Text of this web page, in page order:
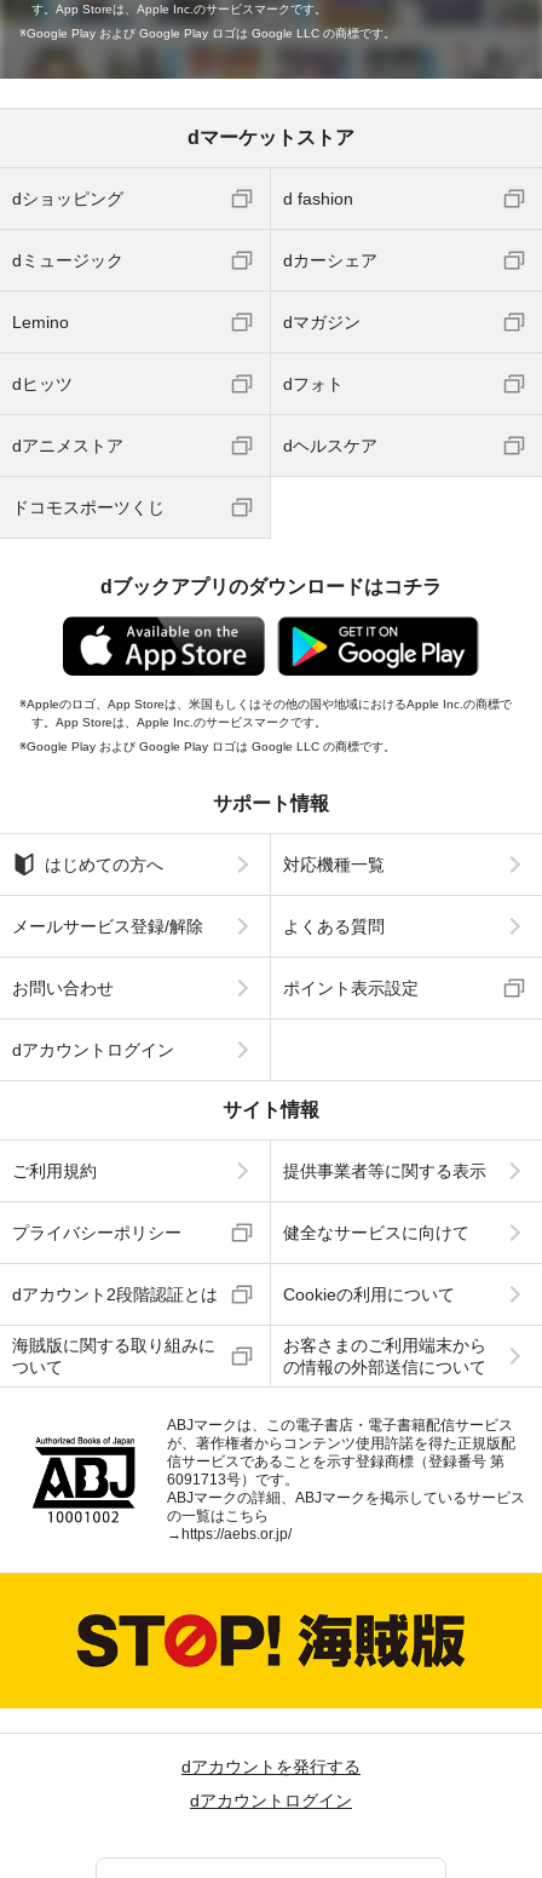
す。App Storeは、Apple Inc.のサービスマークです。
Google Play および Google Play ロゴは Google LLC の商標です。
dマーケットストア
dショッピング d fashion
dミュージック dカーシェア
Lemino dマガジン
dヒッツ dフォト
dアニメストア dヘルスケア
ドコモスポーツくじ
dブックアプリのダウンロードはコチラ
Appleのロゴ、App Storeは、米国もしくはその他の国や地域におけるApple Inc.の商標で
す。App Storeは、Apple Inc.のサービスマークです。
Google Play および Google Play ロゴは Google LLC の商標です。
サポート情報
はじめての方へ 対応機種一覧
メールサービス登録/解除 よくある質問
お問い合わせ ポイント表示設定
dアカウントログイン
サイト情報
ご利用規約 提供事業者等に関する表示
プライバシーポリシー 健全なサービスに向けて
dアカウント2段階認証とは Cookieの利用について
海賊版に関する取り組みに
ついて
お客さまのご利用端末から
の情報の外部送信について
ABJマークは、この電子書店・電子書籍配信サービス
が、著作権者からコンテンツ使用許諾を得た正規版配
信サービスであることを示す登録商標（登録番号 第
6091713号）です。
ABJマークの詳細、ABJマークを掲示しているサービス
の一覧はこちら
→ https://aebs.or.jp/
dアカウントを発行する
dアカウントログイン